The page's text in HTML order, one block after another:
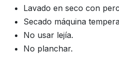
Lavado en seco con
Secado máquina
No usar lejía.
No planchar.